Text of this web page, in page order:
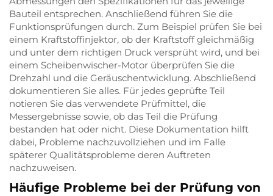
Bauteil entsprechen. Anschließend führen Sie die
Funktionsprüfungen durch. Zum Beispiel prüfen Sie bei
einem Kraftstoffinjektor, ob der Kraftstoff gleichmäßig
und unter dem richtigen Druck versprüht wird, und bei
einem Scheibenwischer-Motor überprüfen Sie die
Drehzahl und die Geräuschentwicklung. Abschließend
dokumentieren Sie alles. Für jedes geprüfte Teil
notieren Sie das verwendete Prüfmittel, die
Messergebnisse sowie, ob das Teil die Prüfung
bestanden hat oder nicht. Diese Dokumentation hilft
dabei, Probleme nachzuvollziehen und im Falle
späterer Qualitätsprobleme deren Auftreten
nachzuweisen.
Häufige Probleme bei der Prüfung von